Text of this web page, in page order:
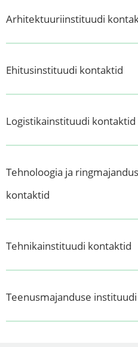
Arhitektuuriinstituudi
Ehitusinstituudi kontaktid
Logistikainstituudi kontaktid
Tehnoloogia ja
kontaktid
Tehnikainstituudi kontaktid
Teenusmajanduse